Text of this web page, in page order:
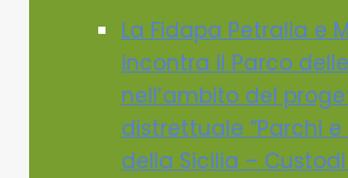
La Fidapa Petralia e
incontra il Parco
nell’ambito del
distrettuale “Parchi e
della Sicilia –